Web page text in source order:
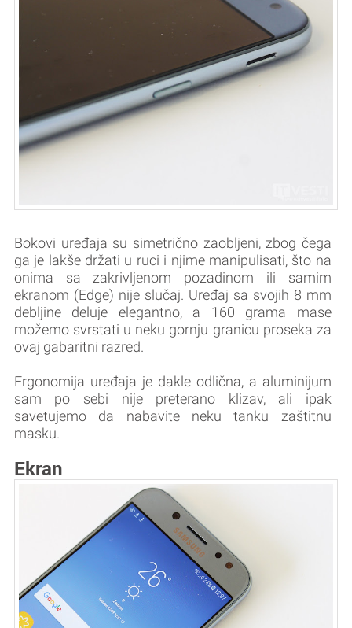
Bokovi uređaja su simetrično zaobljeni, zbog čega
ga je lakše držati u ruci i njime manipulisati, što na
onima sa zakrivljenom pozadinom ili samim
ekranom (Edge) nije slučaj. Uređaj sa svojih 8 mm
debljine deluje elegantno, a 160 grama mase
možemo svrstati u neku gornju granicu proseka za
ovaj gabaritni razred.
Ergonomija uređaja je dakle odlična, a aluminijum
sam po sebi nije preterano klizav, ali ipak
savetujemo da nabavite neku tanku zaštitnu
masku.
Ekran